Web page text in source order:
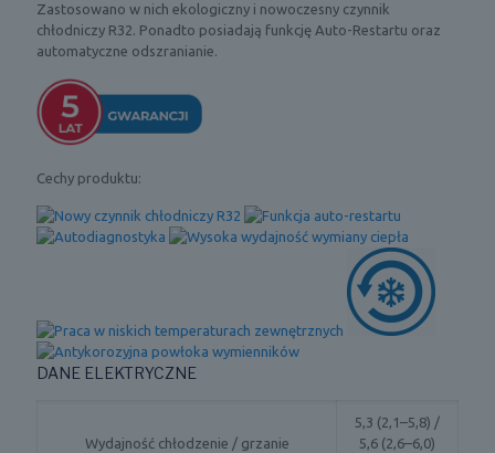
Zastosowano w nich ekologiczny i nowoczesny czynnik
chłodniczy R32. Ponadto posiadają funkcję Auto-Restartu oraz
automatyczne odszranianie.
Cechy produktu:
DANE ELEKTRYCZNE
Wydajność chłodzenie / grzanie
5,3 (2,1–5,8) /
5,6 (2,6–6,0)